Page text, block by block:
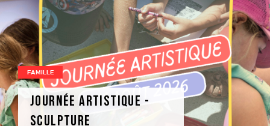
FAMILLE
Journée artistique -
Sculpture